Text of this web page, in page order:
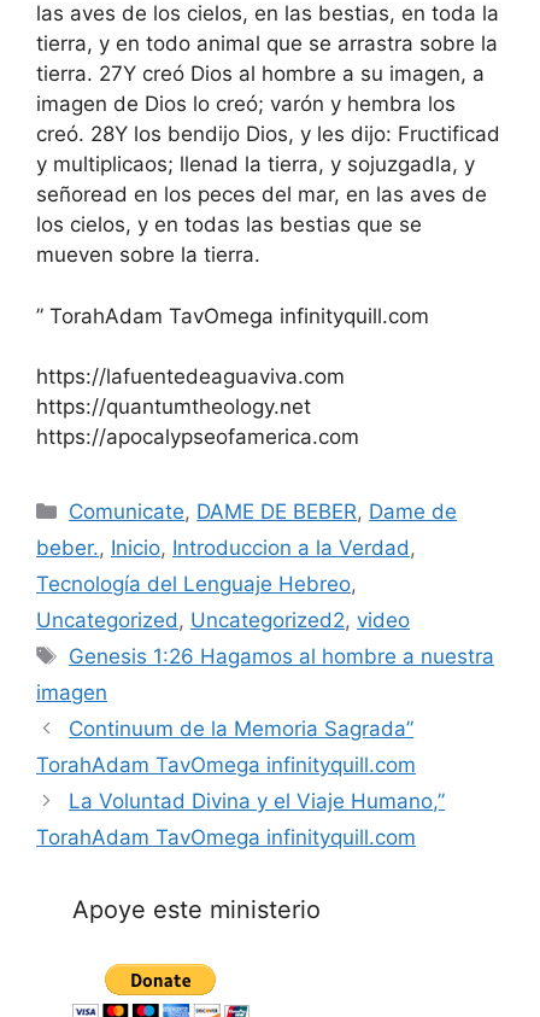
las aves de los cielos, en las bestias, en toda la
tierra, y en todo animal que se arrastra sobre la
tierra. 27Y creó Dios al hombre a su imagen, a
imagen de Dios lo creó; varón y hembra los
creó. 28Y los bendijo Dios, y les dijo: Fructificad
y multiplicaos; llenad la tierra, y sojuzgadla, y
señoread en los peces del mar, en las aves de
los cielos, y en todas las bestias que se
mueven sobre la tierra.
” TorahAdam TavOmega infinityquill.com
https://lafuentedeaguaviva.com
https://quantumtheology.net
https://apocalypseofamerica.com
Categories
Comunicate, DAME DE BEBER, Dame de
beber., Inicio, Introduccion a la Verdad,
Tecnología del Lenguaje Hebreo,
Uncategorized, Uncategorized2, video
Tags
Genesis 1:26 Hagamos al hombre a nuestra
imagen
Continuum de la Memoria Sagrada”
TorahAdam TavOmega infinityquill.com
La Voluntad Divina y el Viaje Humano,”
TorahAdam TavOmega infinityquill.com
Apoye este ministerio